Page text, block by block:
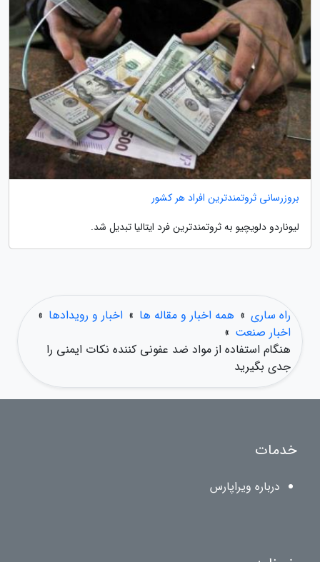
بروزرسانی ثروتمندترین افراد هر کشور
لیوناردو دلویچیو به ثروتمندترین فرد ایتالیا تبدیل شد.
راه ساری » همه اخبار و مقاله ها » اخبار و رویدادها »
اخبار صنعت »
هنگام استفاده از مواد ضد عفونی کننده نکات ایمنی را
جدی بگیرید
خدمات
درباره ویراپارس